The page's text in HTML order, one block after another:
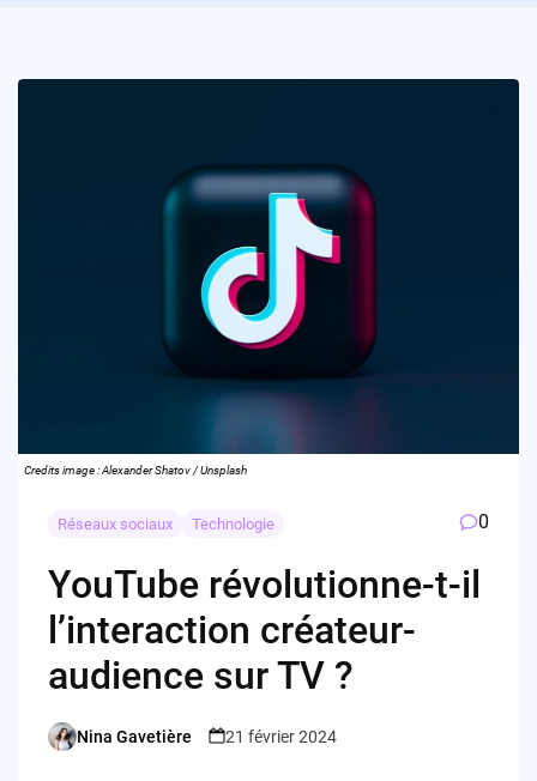
Credits image : Alexander Shatov / Unsplash
Réseaux sociaux Technologie 0
YouTube révolutionne-t-il
l’interaction créateur-
audience sur TV ?
Posted
Nina Gavetière 21 février 2024